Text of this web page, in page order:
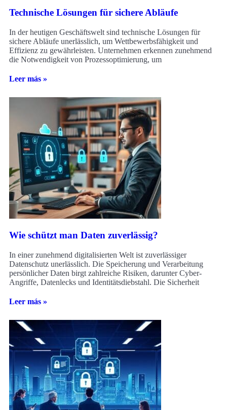
Technische Lösungen für sichere Abläufe
In der heutigen Geschäftswelt sind technische Lösungen für
sichere Abläufe unerlässlich, um Wettbewerbsfähigkeit und
Effizienz zu gewährleisten. Unternehmen erkennen zunehmend
die Notwendigkeit von Prozessoptimierung, um
Leer más »
Wie schützt man Daten zuverlässig?
In einer zunehmend digitalisierten Welt ist zuverlässiger
Datenschutz unerlässlich. Die Speicherung und Verarbeitung
persönlicher Daten birgt zahlreiche Risiken, darunter Cyber-
Angriffe, Datenlecks und Identitätsdiebstahl. Die Sicherheit
Leer más »